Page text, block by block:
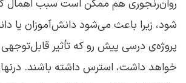
روان‌رنجوری هم ممکن است سبب اهمال‌
شود، زیرا باعث می‌شود دانش‌آموزان یا
پروژه‌‌ی درسی پیش ‌رو که تأثیر قابل‌توجهی
خواهد داشت، استرس داشته باشند.